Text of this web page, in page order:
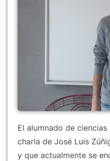
El alumnado de
charla de José Luis
y que actualmente se